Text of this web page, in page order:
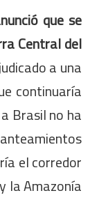
que se
Central del
a una
continuaría
Brasil no ha
el corredor
la Amazonía